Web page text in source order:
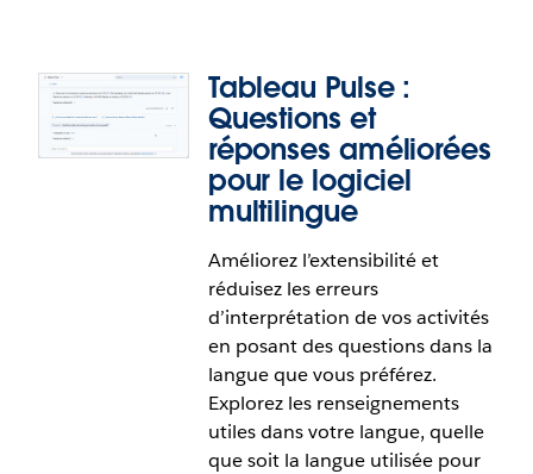
plusieurs vues de cartes
aux demandes suivantes :[1],[2]et[3].
Tableau Pulse : Questions et
réponses améliorées pour les filtres et
les comparaisons d’indicateurs
Découvrez ce qui explique la performance de votre
entreprise grâce à des questions
conversationnelles. Analysez et comparez les
données à l’aide de dimensions dans une
expérience entièrement conversationnelle.
Tableau Pulse :
Questions et
réponses améliorées
pour le logiciel
multilingue
Améliorez l’extensibilité et
réduisez les erreurs
d’interprétation de vos activités
en posant des questions dans la
langue que vous préférez.
Explorez les renseignements
utiles dans votre langue, quelle
que soit la langue utilisée pour